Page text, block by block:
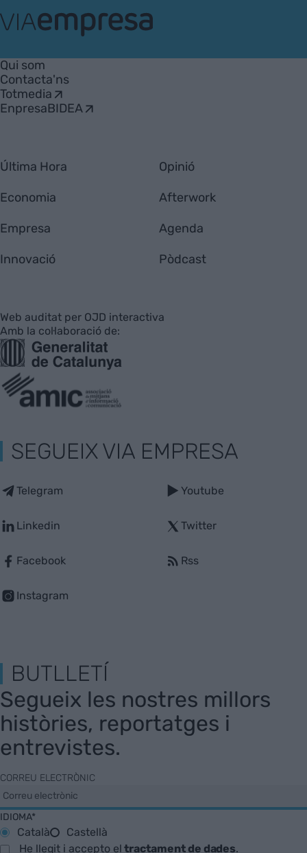
Empresa
Qui som
Contacta'ns
Totmedia
EnpresaBIDEA
Última Hora
Economia
Empresa
Innovació
Opinió
Afterwork
Agenda
Pòdcast
Web auditat per OJD interactiva
Amb la col·laboració de:
SEGUEIX VIA EMPRESA
Telegram
Linkedin
Facebook
Instagram
Youtube
Twitter
Rss
BUTLLETÍ
Segueix les nostres millors
històries, reportatges i
entrevistes.
CORREU ELECTRÒNIC
IDIOMA*
Català
Castellà
He llegit i accepto eltractament de dades.